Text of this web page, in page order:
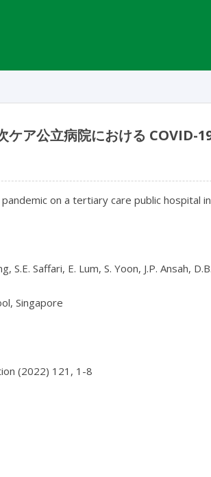
ケア公立病院における COVID-
on a tertiary care public hospital
S.E. Saffari, E. Lum, S. Yoon, J.P. Ansah,
Singapore
(2022) 121, 1-8